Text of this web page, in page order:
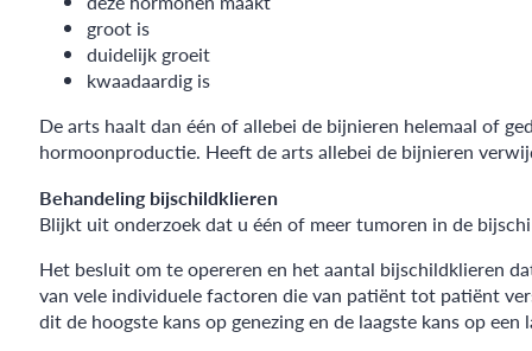
groot is
duidelijk groeit
kwaadaardig is
De arts haalt dan één of allebei de bijnieren helemaal of
hormoonproductie. Heeft de arts allebei de bijnieren
Behandeling bijschildklieren
Blijkt uit onderzoek dat u één of meer tumoren in de
Het besluit om te opereren en het aantal bijschildklieren
van vele individuele factoren die van patiënt tot patiënt
dit de hoogste kans op genezing en de laagste kans op